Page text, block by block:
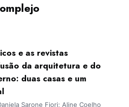
e as revistas
da arquitetura e do
duas casas e um
Sarone Fiori; Aline Coelho